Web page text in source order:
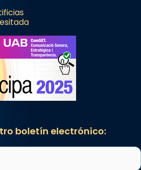
boletín electrónico: